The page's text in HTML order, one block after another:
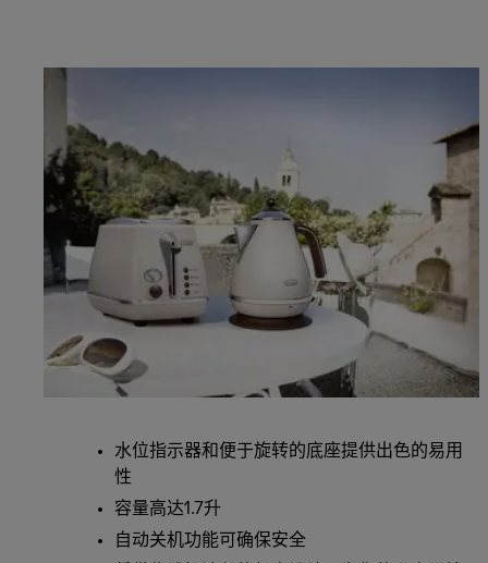
水位指示器和便于旋转的底座提供出色的易用
性
容量高达1.7升
自动关机功能可确保安全